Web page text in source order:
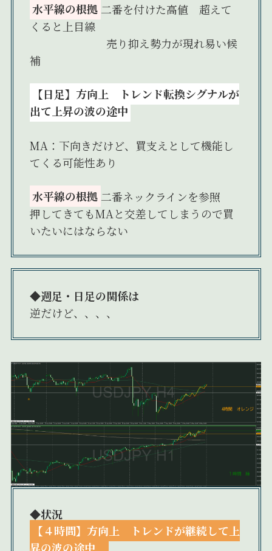
水平線の根拠 二番を付けた高値 超えて
くると上目線
売り抑え勢力が現れ易い候
補
【日足】方向上 トレンド転換シグナルが
出て上昇の波の途中
MA：下向きだけど、買支えとして機能し
てくる可能性あり
水平線の根拠 二番ネックラインを参照
押してきてもMAと交差してしまうので買
いたいにはならない
◆週足・日足の関係は
逆だけど、、、、
◆状況
【４時間】方向上 トレンドが継続して上